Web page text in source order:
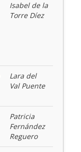
Isabel de la
Torre Díez
Lara del
Val Puente
Patricia
Fernández
Reguero